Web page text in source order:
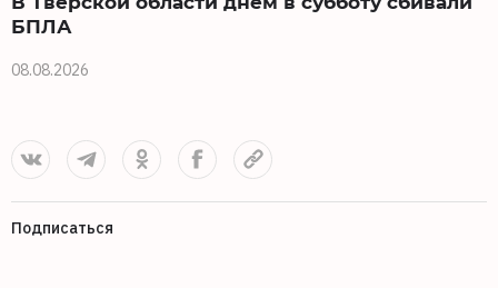
БПЛА
08.08.2026
Подписаться